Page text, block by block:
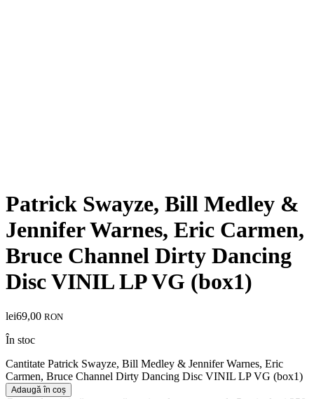
Patrick Swayze, Bill Medley &
Jennifer Warnes, Eric Carmen,
Bruce Channel Dirty Dancing
Disc VINIL LP VG (box1)
lei69,00 RON
În stoc
Cantitate Patrick Swayze, Bill Medley & Jennifer Warnes, Eric
Carmen, Bruce Channel Dirty Dancing Disc VINIL LP VG (box1)
Adaugă în coș